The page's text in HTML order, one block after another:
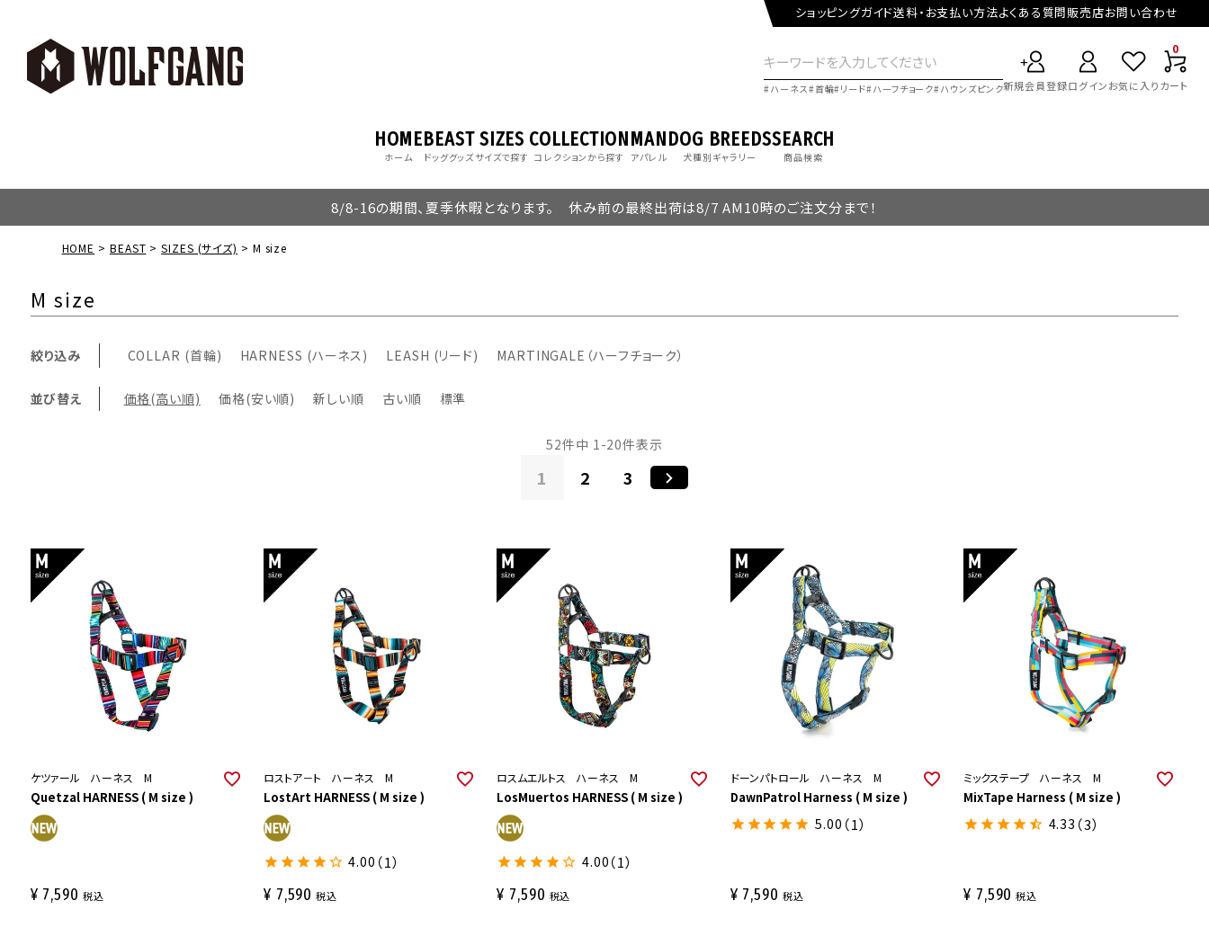
ショッピングガイド送料・お支払い方法よくある質問販売店お問い合わせ
ハーネス 首輪 リード ハーフチョーク ハウンズピンク新規会員登録ログインお気に入り
0
カート
HOME
ホーム
BEAST
ドッググッズ
SIZES
サイズで探す
COLLECTION
コレクションから探す
MAN
アパレル
DOG BREEDS
犬種別ギャラリー
SEARCH
商品検索
8/8-16の期間、夏季休暇となります。 休み前の最終出荷は8/7 AM10時のご注文分まで！
HOME BEAST SIZES (サイズ) M size
M size
絞り込み COLLAR (首輪) HARNESS (ハーネス) LEASH (リード) MARTINGALE（ハーフチョーク）
並び替え 価格(高い順) 価格(安い順) 新しい順 古い順 標準
52件中 1-20件表示
1 2 3
ケツァール ハーネス M
Quetzal HARNESS ( M size )
¥ 7,590 税込
ロストア－ト ハーネス M
LostArt HARNESS ( M size )
¥ 7,590 税込
4.00 （1）
ロスムエルトス ハーネス M
LosMuertos HARNESS ( M size )
¥ 7,590 税込
4.00 （1）
ドーンパトロール ハーネス M
DawnPatrol Harness ( M size )
¥ 7,590 税込
5.00 （1）
ミックステープ ハーネス M
MixTape Harness ( M size )
¥ 7,590 税込
4.33 （3）